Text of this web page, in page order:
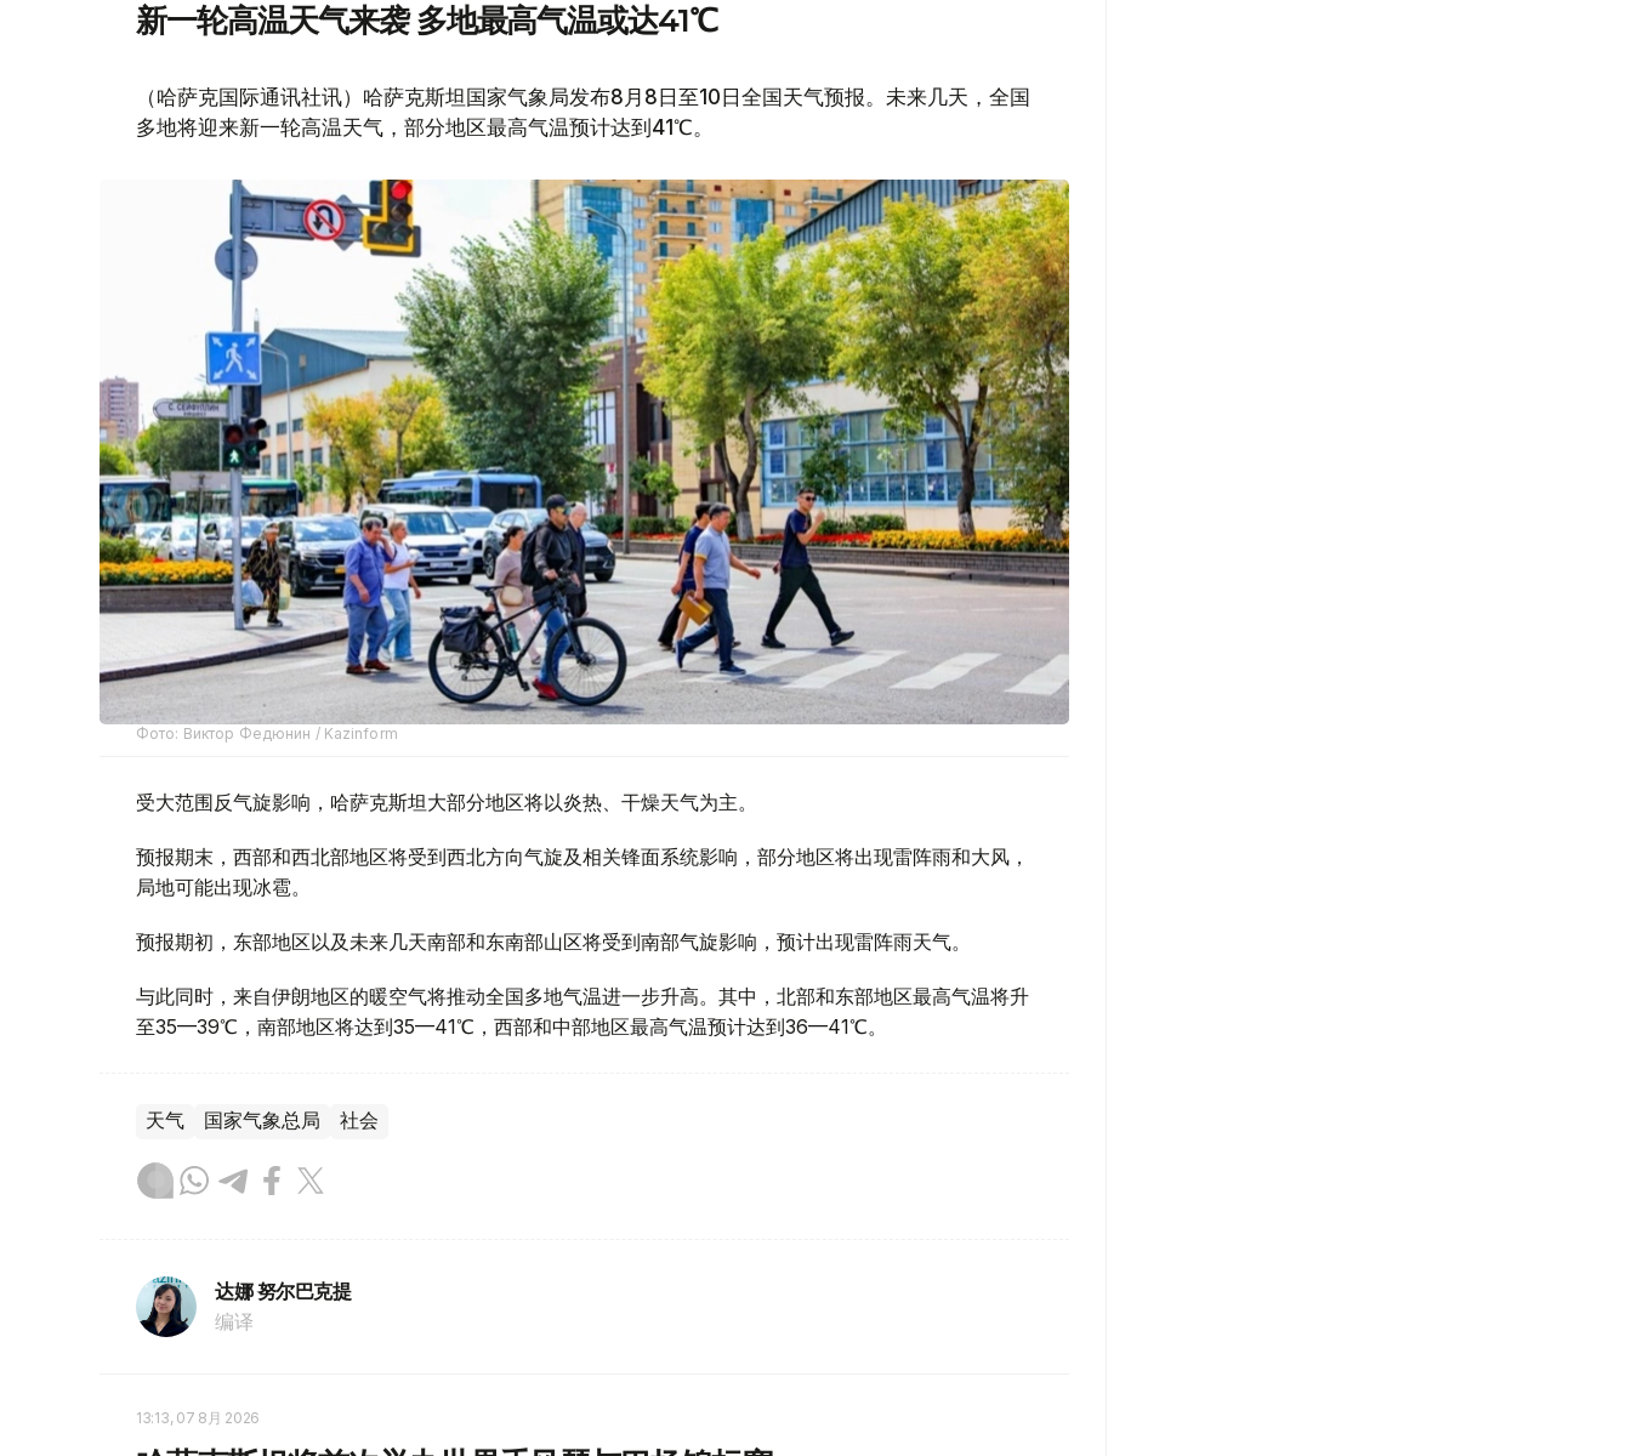
新一轮高温天气来袭 多地最高气温或达41℃
（哈萨克国际通讯社讯）哈萨克斯坦国家气象局发布8月8日至10日全国天气预报。未来几天，全国
多地将迎来新一轮高温天气，部分地区最高气温预计达到41℃。
Фото: Виктор Федюнин / Kazinform
受大范围反气旋影响，哈萨克斯坦大部分地区将以炎热、干燥天气为主。
预报期末，西部和西北部地区将受到西北方向气旋及相关锋面系统影响，部分地区将出现雷阵雨和大风，
局地可能出现冰雹。
预报期初，东部地区以及未来几天南部和东南部山区将受到南部气旋影响，预计出现雷阵雨天气。
与此同时，来自伊朗地区的暖空气将推动全国多地气温进一步升高。其中，北部和东部地区最高气温将升
至35—39℃，南部地区将达到35—41℃，西部和中部地区最高气温预计达到36—41℃。
天气 国家气象总局 社会
达娜 努尔巴克提
编译
13:13, 07 8月 2026